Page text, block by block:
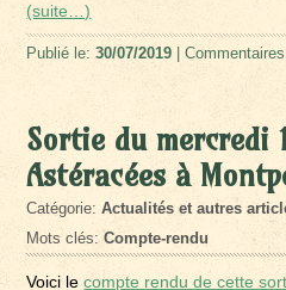
(suite…)
Publié le:30/07/2019 |
Sortie du mercredi
Astéracées à
Catégorie:Actualités et autres
Mots clés:Compte-rendu
Voici lecompte rendu de cette